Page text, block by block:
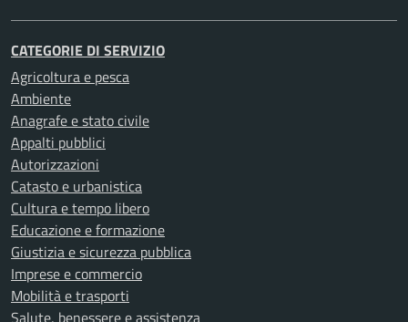
CATEGORIE DI SERVIZIO
Agricoltura e pesca
Ambiente
Anagrafe e stato civile
Appalti pubblici
Autorizzazioni
Catasto e urbanistica
Cultura e tempo libero
Educazione e formazione
Giustizia e sicurezza pubblica
Imprese e commercio
Mobilità e trasporti